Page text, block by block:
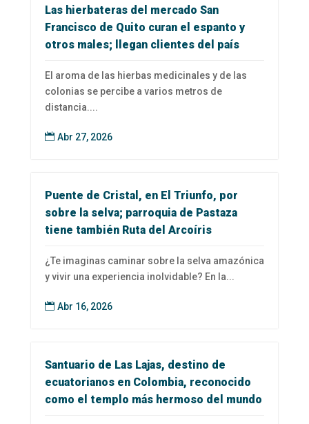
Las hierbateras del mercado San
Francisco de Quito curan el espanto y
otros males; llegan clientes del país
El aroma de las hierbas medicinales y de las
colonias se percibe a varios metros de
distancia....
 Abr 27, 2026
Puente de Cristal, en El Triunfo, por
sobre la selva; parroquia de Pastaza
tiene también Ruta del Arcoíris
¿Te imaginas caminar sobre la selva amazónica
y vivir una experiencia inolvidable? En la...
 Abr 16, 2026
Santuario de Las Lajas, destino de
ecuatorianos en Colombia, reconocido
como el templo más hermoso del mundo